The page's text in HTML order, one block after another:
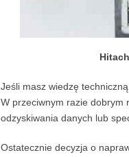
Jeśli masz wiedzę
W przeciwnym razie dobrym
odzyskiwania danych lub
Ostatecznie decyzja o